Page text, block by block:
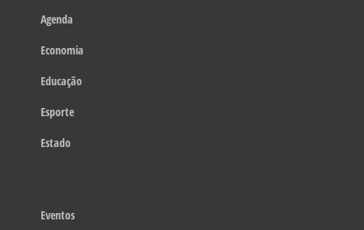
Agenda
Economia
Educação
Esporte
Estado
Eventos